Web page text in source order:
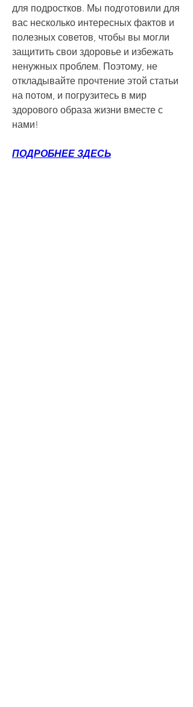
для подростков. Мы подготовили для
вас несколько интересных фактов и
полезных советов, чтобы вы могли
защитить свои здоровье и избежать
ненужных проблем. Поэтому, не
откладывайте прочтение этой статьи
на потом, и погрузитесь в мир
здорового образа жизни вместе с
нами!
ПОДРОБНЕЕ ЗДЕСЬ